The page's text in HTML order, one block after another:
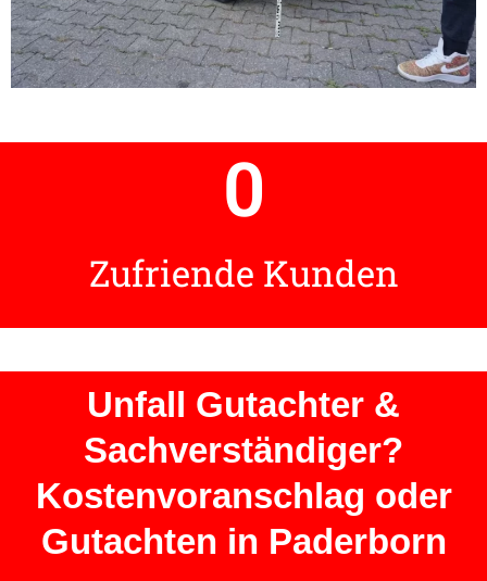
Zufriende Kunden
0
Unfall Gutachter &
Sachverständiger?
Kostenvoranschlag oder
Gutachten in Paderborn